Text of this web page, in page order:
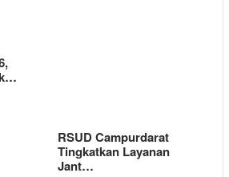
RSUD Campurdarat
Tingkatkan Layanan
Jant…